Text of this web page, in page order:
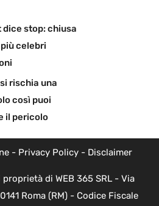
stop: chiusa
celebri
rischia una
così puoi
il pericolo
- Privacy Policy- Disclaimer
di WEB 365 SRL - Via
Roma (RM) - Codice Fiscale